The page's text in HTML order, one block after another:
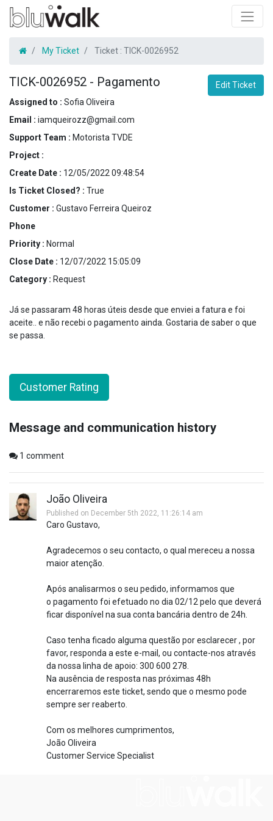
My Ticket Ticket : TICK-0026952
TICK-0026952 - Pagamento
Edit Ticket
Assigned to : Sofia Oliveira
Email : iamqueirozz@gmail.com
Support Team : Motorista TVDE
Project :
Create Date : 12/05/2022 09:48:54
Is Ticket Closed? : True
Customer : Gustavo Ferreira Queiroz
Phone
Priority : Normal
Close Date : 12/07/2022 15:05:09
Category : Request
Já se passaram 48 horas úteis desde que enviei a fatura e foi
aceite.. e não recebi o pagamento ainda. Gostaria de saber o que
se passa.
Customer Rating
Message and communication history
1 comment
João Oliveira
Published on December 5th 2022, 11:26:14 am
Caro Gustavo,
Agradecemos o seu contacto, o qual mereceu a nossa
maior atenção.
Após analisarmos o seu pedido, informamos que
o pagamento foi efetuado no dia 02/12 pelo que deverá
ficar disponível na sua conta bancária dentro de 24h.
Caso tenha ficado alguma questão por esclarecer , por
favor, responda a este e-mail, ou contacte-nos através
da nossa linha de apoio: 300 600 278.
Na ausência de resposta nas próximas 48h
encerraremos este ticket, sendo que o mesmo pode
sempre ser reaberto.
Com os melhores cumprimentos,
João Oliveira
Customer Service Specialist